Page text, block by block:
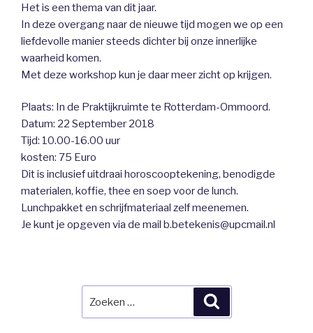
Het is een thema van dit jaar.
In deze overgang naar de nieuwe tijd mogen we op een
liefdevolle manier steeds dichter bij onze innerlijke
waarheid komen.
Met deze workshop kun je daar meer zicht op krijgen.
Plaats: In de Praktijkruimte te Rotterdam-Ommoord.
Datum: 22 September 2018
Tijd: 10.00-16.00 uur
kosten: 75 Euro
Dit is inclusief uitdraai horoscooptekening, benodigde
materialen, koffie, thee en soep voor de lunch.
Lunchpakket en schrijfmateriaal zelf meenemen.
Je kunt je opgeven via de mail b.betekenis@upcmail.nl
naar: